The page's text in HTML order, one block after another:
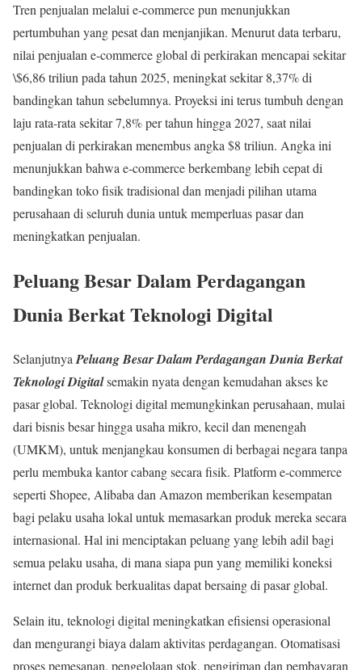
Tren penjualan melalui e-commerce pun menunjukkan
pertumbuhan yang pesat dan menjanjikan. Menurut data terbaru,
nilai penjualan e-commerce global di perkirakan mencapai sekitar
\$6,86 triliun pada tahun 2025, meningkat sekitar 8,37% di
bandingkan tahun sebelumnya. Proyeksi ini terus tumbuh dengan
laju rata-rata sekitar 7,8% per tahun hingga 2027, saat nilai
penjualan di perkirakan menembus angka $8 triliun. Angka ini
menunjukkan bahwa e-commerce berkembang lebih cepat di
bandingkan toko fisik tradisional dan menjadi pilihan utama
perusahaan di seluruh dunia untuk memperluas pasar dan
meningkatkan penjualan.
Peluang Besar Dalam Perdagangan
Dunia Berkat Teknologi Digital
SelanjutnyaPeluang Besar Dalam Perdagangan Dunia Berkat
Teknologi Digitalsemakin nyata dengan kemudahan akses ke
pasar global. Teknologi digital memungkinkan perusahaan, mulai
dari bisnis besar hingga usaha mikro, kecil dan menengah
(UMKM), untuk menjangkau konsumen di berbagai negara tanpa
perlu membuka kantor cabang secara fisik. Platform e-commerce
seperti Shopee, Alibaba dan Amazon memberikan kesempatan
bagi pelaku usaha lokal untuk memasarkan produk mereka secara
internasional. Hal ini menciptakan peluang yang lebih adil bagi
semua pelaku usaha, di mana siapa pun yang memiliki koneksi
internet dan produk berkualitas dapat bersaing di pasar global.
Selain itu, teknologi digital meningkatkan efisiensi operasional
dan mengurangi biaya dalam aktivitas perdagangan. Otomatisasi
proses pemesanan, pengelolaan stok, pengiriman dan pembayaran